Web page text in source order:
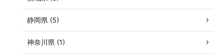
静岡県 (5)
神奈川県 (1)